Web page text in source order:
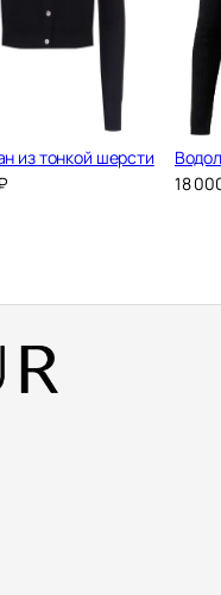
из тонкой шерсти
18